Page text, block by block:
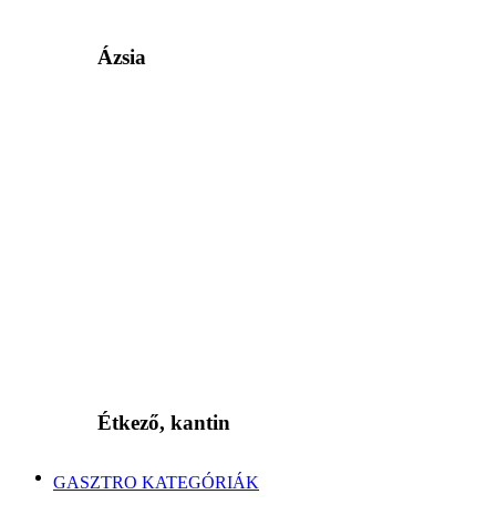
Ázsia
Étkező, kantin
GASZTRO KATEGÓRIÁK